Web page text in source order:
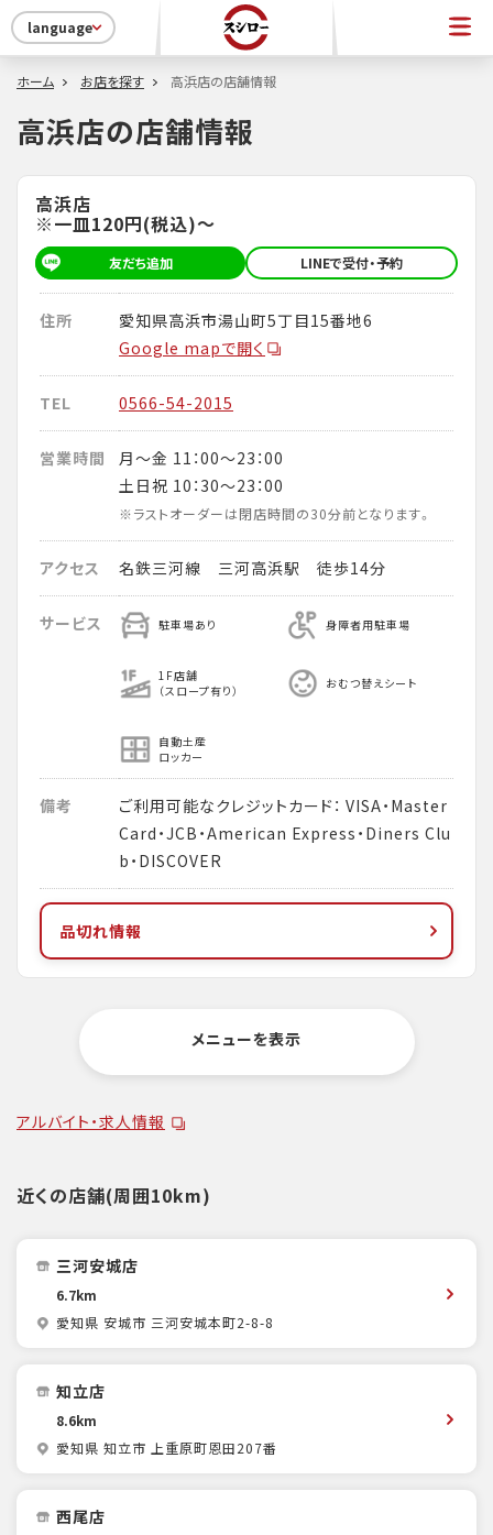
language
ホーム お店を探す 高浜店の店舗情報
高浜店の店舗情報
高浜店
※一皿120円(税込)～
友だち追加 LINEで受付・予約
住所
愛知県高浜市湯山町5丁目15番地6
Google mapで開く
TEL 0566-54-2015
営業時間
月～金 11：00～23：00
土日祝 10：30～23：00
※ラストオーダーは閉店時間の30分前となります。
アクセス 名鉄三河線 三河高浜駅 徒歩14分
サービス 駐車場あり 身障者用駐車場
1F店舗
（スロープ有り）
おむつ替えシート
自動土産
ロッカー
備考
ご利用可能なクレジットカード： VISA・Master
Card・JCB・American Express・Diners Clu
b・DISCOVER
品切れ情報
メニューを表示
アルバイト・求人情報
近くの店舗(周囲10km)
三河安城店
6.7km
愛知県 安城市 三河安城本町2-8-8
知立店
8.6km
愛知県 知立市 上重原町恩田207番
西尾店